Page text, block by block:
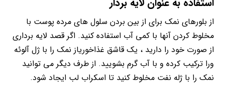
از بلورهای نمک برای از بین بردن سلول های مرده پوست با
مخلوط کردن آنها با کمی آب استفاده کنید. اگر قصد لایه برداری
از صورت خود را دارید ، یک قاشق غذاخوریاز نمک را با ژل آلوئه
ورا ترکیب کرده و با آب گرم بشویید. از طرف دیگر می توانید
نمک را با ژله نفت مخلوط کنید تا اسکراب لب ایجاد شود.